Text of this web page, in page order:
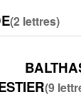
(2 lettres)
(9